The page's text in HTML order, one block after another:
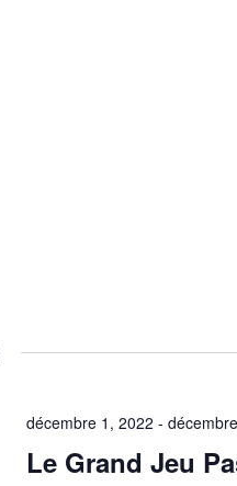
décembre 1, 2022 -
Le Grand Jeu